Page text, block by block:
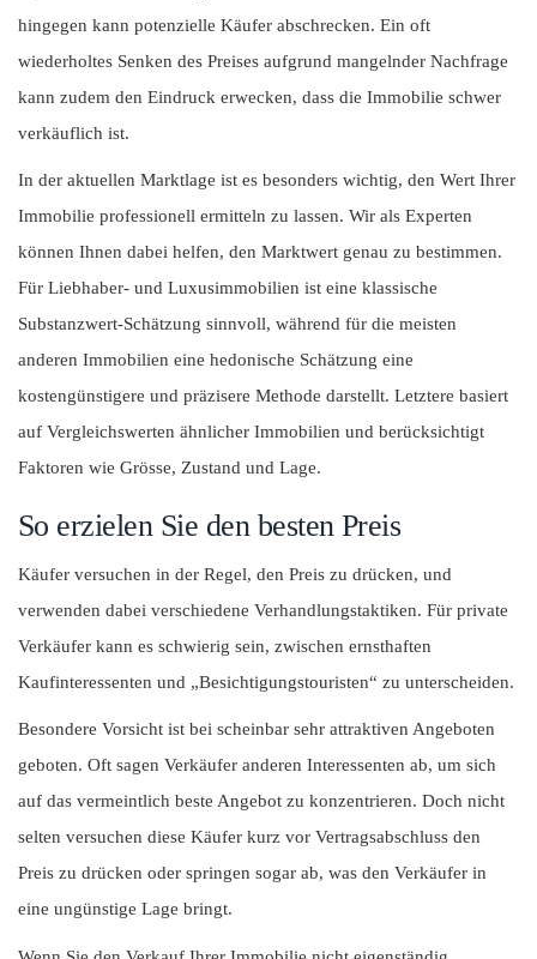
hingegen kann potenzielle Käufer abschrecken. Ein oft
wiederholtes Senken des Preises aufgrund mangelnder Nachfrage
kann zudem den Eindruck erwecken, dass die Immobilie schwer
verkäuflich ist.
In der aktuellen Marktlage ist es besonders wichtig, den Wert Ihrer
Immobilie professionell ermitteln zu lassen. Wir als Experten
können Ihnen dabei helfen, den Marktwert genau zu bestimmen.
Für Liebhaber- und Luxusimmobilien ist eine klassische
Substanzwert-Schätzung sinnvoll, während für die meisten
anderen Immobilien eine hedonische Schätzung eine
kostengünstigere und präzisere Methode darstellt. Letztere basiert
auf Vergleichswerten ähnlicher Immobilien und berücksichtigt
Faktoren wie Grösse, Zustand und Lage.
So erzielen Sie den besten Preis
Käufer versuchen in der Regel, den Preis zu drücken, und
verwenden dabei verschiedene Verhandlungstaktiken. Für private
Verkäufer kann es schwierig sein, zwischen ernsthaften
Kaufinteressenten und „Besichtigungstouristen“ zu unterscheiden.
Besondere Vorsicht ist bei scheinbar sehr attraktiven Angeboten
geboten. Oft sagen Verkäufer anderen Interessenten ab, um sich
auf das vermeintlich beste Angebot zu konzentrieren. Doch nicht
selten versuchen diese Käufer kurz vor Vertragsabschluss den
Preis zu drücken oder springen sogar ab, was den Verkäufer in
eine ungünstige Lage bringt.